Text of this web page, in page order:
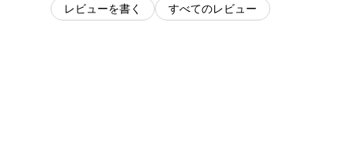
レビューを書く すべてのレビュー